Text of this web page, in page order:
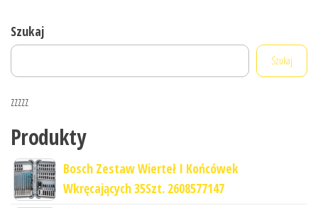
Szukaj
Szukaj
zzzzz
Produkty
Bosch Zestaw Wierteł I Końcówek
Wkręcających 35Szt. 2608577147